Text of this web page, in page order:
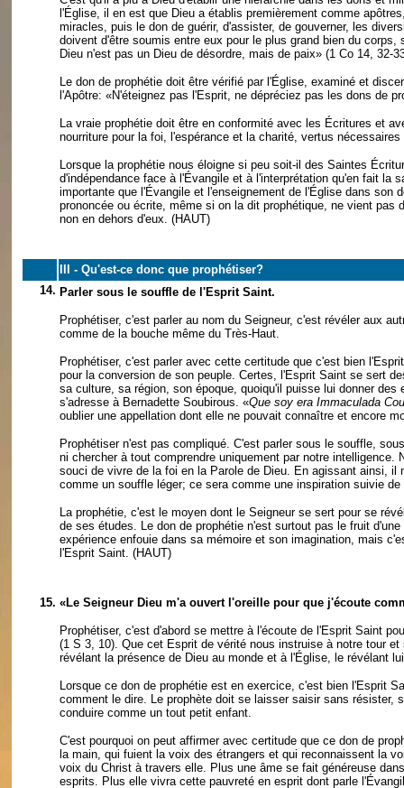
l'Église, il en est que Dieu a établis premièrement comme
miracles, puis le don de guérir, d'assister, de gouverner, les
doivent d'être soumis entre eux pour le plus grand bien du
Dieu n'est pas un Dieu de désordre, mais de paix» (1 Co 14, 32-
Le don de prophétie doit être vérifié par l'Église, examiné et
l'Apôtre: «N'éteignez pas l'Esprit, ne dépréciez pas les dons de
La vraie prophétie doit être en conformité avec les Écritures et
nourriture pour la foi, l'espérance et la charité, vertus
Lorsque la prophétie nous éloigne si peu soit-il des Saintes
d'indépendance face à l'Évangile et à l'interprétation qu'en fait
importante que l'Évangile et l'enseignement de l'Église dans
prononcée ou écrite, même si on la dit prophétique, ne vient
non en dehors d'eux. (HAUT)
III - Qu'est-ce donc que prophétiser?
14. Parler sous le souffle de l'Esprit Saint.
Prophétiser, c'est parler au nom du Seigneur, c'est révéler aux
comme de la bouche même du Très-Haut.
Prophétiser, c'est parler avec cette certitude que c'est bien
pour la conversion de son peuple. Certes, l'Esprit Saint se sert
sa culture, sa région, son époque, quoiqu'il puisse lui donner
s'adresse à Bernadette Soubirous. «Que soy era Immaculada
oublier une appellation dont elle ne pouvait connaître et encore
Prophétiser n'est pas compliqué. C'est parler sous le souffle,
ni chercher à tout comprendre uniquement par notre
souci de vivre de la foi en la Parole de Dieu. En agissant ainsi, il
comme un souffle léger; ce sera comme une inspiration suivie
La prophétie, c'est le moyen dont le Seigneur se sert pour se
de ses études. Le don de prophétie n'est surtout pas le fruit
expérience enfouie dans sa mémoire et son imagination, mais
l'Esprit Saint. (HAUT)
15. «Le Seigneur Dieu m'a ouvert l'oreille pour que j'écoute
Prophétiser, c'est d'abord se mettre à l'écoute de l'Esprit Saint
(1 S 3, 10). Que cet Esprit de vérité nous instruise à notre tour
révélant la présence de Dieu au monde et à l'Église, le révélant
Lorsque ce don de prophétie est en exercice, c'est bien l'Esprit
comment le dire. Le prophète doit se laisser saisir sans résister,
conduire comme un tout petit enfant.
C'est pourquoi on peut affirmer avec certitude que ce don de
la main, qui fuient la voix des étrangers et qui reconnaissent la
voix du Christ à travers elle. Plus une âme se fait généreuse
esprits. Plus elle vivra cette pauvreté en esprit dont parle